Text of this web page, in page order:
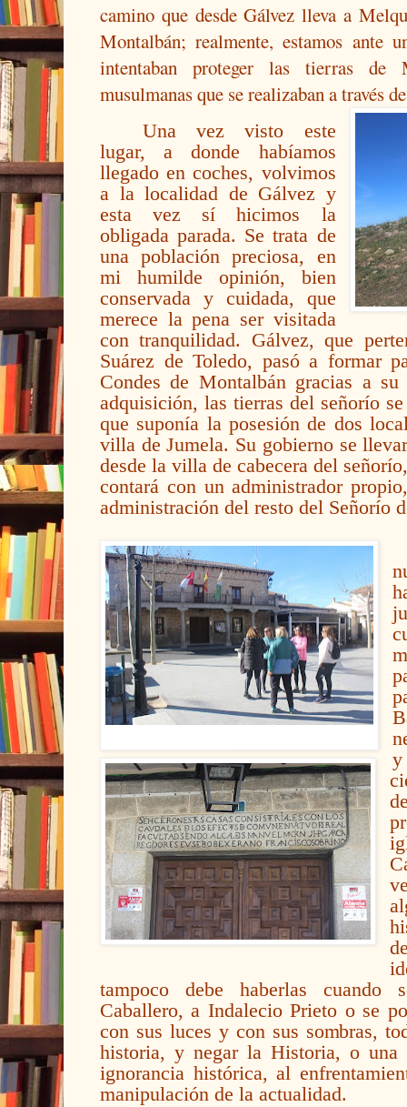
camino que desde Gálvez lleva a
Montalbán; realmente, estamos ante
intentaban proteger las tierras de
musulmanas que se realizaban a través
Una vez visto este
lugar, a donde habíamos
llegado en coches, volvimos
a la localidad de Gálvez y
esta vez sí hicimos la
obligada parada. Se trata de
una población preciosa, en
mi humilde opinión, bien
conservada y cuidada, que
merece la pena ser visitada
con tranquilidad. Gálvez, que
Suárez de Toledo, pasó a formar
Condes de Montalbán gracias a
adquisición, las tierras del señorío
que suponía la posesión de dos
villa de Jumela. Su gobierno se
desde la villa de cabecera del
contará con un administrador
administración del resto del Señorío
y
tampoco debe haberlas cuando
Caballero, a Indalecio Prieto o se
con sus luces y con sus sombras,
historia, y negar la Historia, o
ignorancia histórica, al
manipulación de la actualidad.